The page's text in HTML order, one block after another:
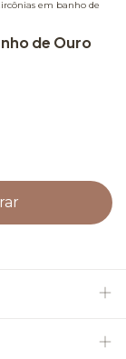
em banho de
de Ouro